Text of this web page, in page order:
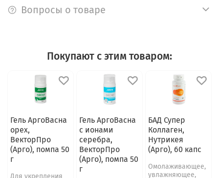
Вопросы о товаре
Покупают с этим товаром:
Гель АргоВасна
орех,
ВекторПро
(Арго), помпа 50
г
Для укрепления
Гель АргоВасна
с ионами
серебра,
ВекторПро
(Арго), помпа 50
г
БАД Супер
Коллаген,
Нутрикея
(Арго), 60 капс
Омолаживающее,
увлажняющее,